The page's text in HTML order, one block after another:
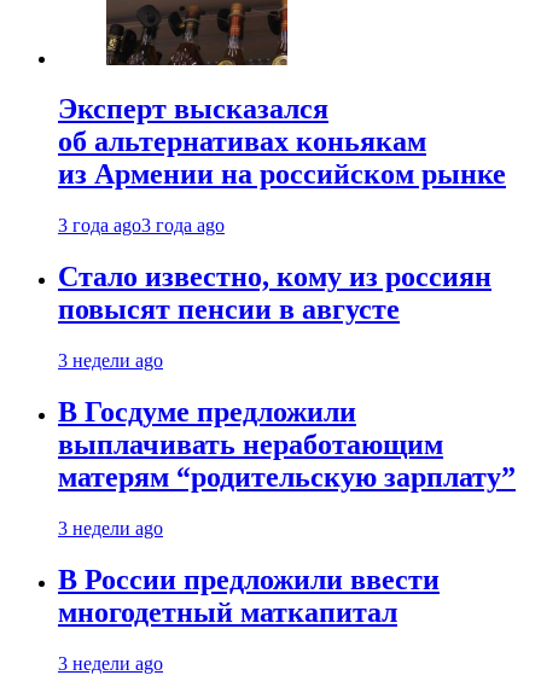
Эксперт высказался
об альтернативах коньякам
из Армении на российском рынке
3 года ago3 года ago
Стало известно, кому из россиян
повысят пенсии в августе
3 недели ago
В Госдуме предложили
выплачивать неработающим
матерям “родительскую зарплату”
3 недели ago
В России предложили ввести
многодетный маткапитал
3 недели ago